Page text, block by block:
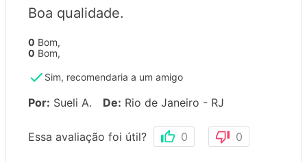
Boa qualidade.
0 Bom,
0 Bom,
Sim, recomendaria a um amigo
Por: Sueli A. De: Rio de Janeiro - RJ
Essa avaliação foi útil? 0 0